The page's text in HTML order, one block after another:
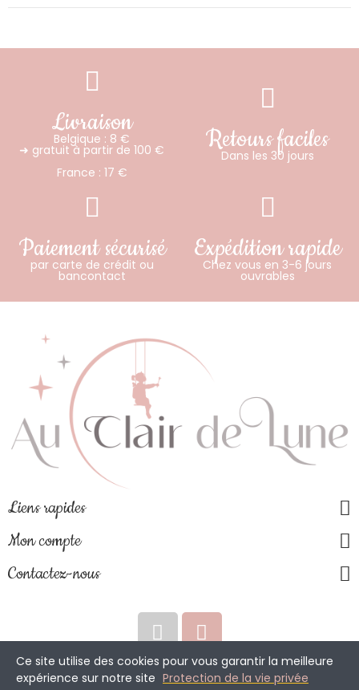
Livraison
Belgique : 8 €
➜ gratuit à partir de 100 €
France : 17 €
Retours faciles
Dans les 30 jours
Paiement sécurisé
par carte de crédit ou
bancontact
Expédition rapide
Chez vous en 3-6 jours
ouvrables
Liens rapides
Mon compte
Contactez-nous
Ce site utilise des cookies pour vous garantir la meilleure
expérience sur notre site Protection de la vie privée